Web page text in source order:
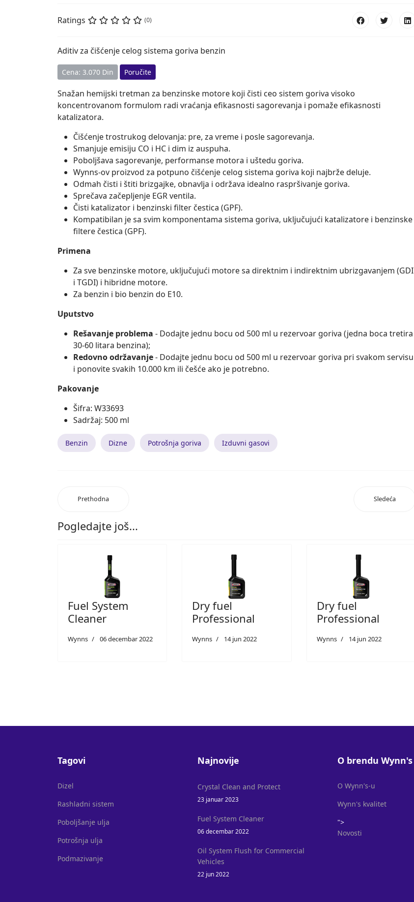
Ratings (0)
Aditiv za čišćenje celog sistema goriva benzin
Cena: 3.070 Din Poručite
Snažan hemijski tretman za benzinske motore koji čisti ceo sistem goriva visoko
koncentrovanom formulom radi vraćanja efikasnosti sagorevanja i pomaže efikasnosti
katalizatora.
Čišćenje trostrukog delovanja: pre, za vreme i posle sagorevanja.
Smanjuje emisiju CO i HC i dim iz auspuha.
Poboljšava sagorevanje, performanse motora i uštedu goriva.
Wynns-ov proizvod za potpuno čišćenje celog sistema goriva koji najbrže deluje.
Odmah čisti i štiti brizgajke, obnavlja i održava idealno raspršivanje goriva.
Sprečava začepljenje EGR ventila.
Čisti katalizator i benzinski filter čestica (GPF).
Kompatibilan je sa svim komponentama sistema goriva, uključujući katalizatore i benzinske
filtere čestica (GPF).
Primena
Za sve benzinske motore, uključujući motore sa direktnim i indirektnim ubrizgavanjem (GDI
i TGDI) i hibridne motore.
Za benzin i bio benzin do E10.
Uputstvo
Rešavanje problema - Dodajte jednu bocu od 500 ml u rezervoar goriva (jedna boca tretira
30-60 litara benzina);
Redovno održavanje- Dodajte jednu bocu od 500 ml u rezervoar goriva pri svakom servisu
i ponovite svakih 10.000 km ili češće ako je potrebno.
Pakovanje
Šifra: W33693
Sadržaj: 500 ml
Benzin Dizne Potrošnja goriva Izduvni gasovi
Prethodna Sledeća
Pogledajte još...
Fuel System
Cleaner
Wynns 06 decembar 2022
Dry fuel
Professional
Wynns 14 jun 2022
Dry fuel
Professional
Wynns 14 jun 2022
Tagovi
Dizel
Rashladni sistem
Poboljšanje ulja
Potrošnja ulja
Podmazivanje
Najnovije
Crystal Clean and Protect
23 januar 2023
Fuel System Cleaner
06 decembar 2022
Oil System Flush for Commercial
Vehicles
22 jun 2022
O brendu Wynn's
O Wynn's-u
Wynn's kvalitet
">
Novosti